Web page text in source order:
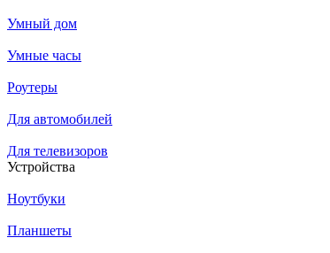
Умный дом
Умные часы
Роутеры
Для автомобилей
Для телевизоров
Устройства
Ноутбуки
Планшеты